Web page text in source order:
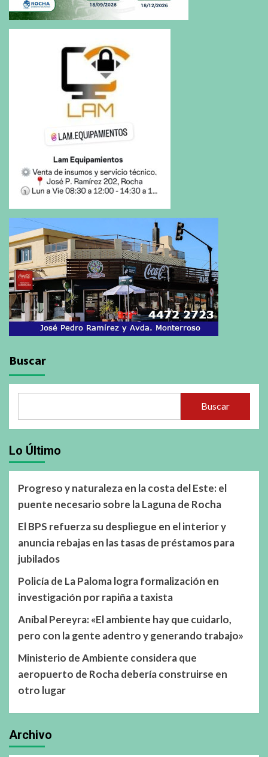
Buscar
Buscar
Lo Último
Progreso y naturaleza en la costa del Este: el
puente necesario sobre la Laguna de Rocha
El BPS refuerza su despliegue en el interior y
anuncia rebajas en las tasas de préstamos para
jubilados
Policía de La Paloma logra formalización en
investigación por rapiña a taxista
Aníbal Pereyra: «El ambiente hay que cuidarlo,
pero con la gente adentro y generando trabajo»
Ministerio de Ambiente considera que
aeropuerto de Rocha debería construirse en
otro lugar
Archivo